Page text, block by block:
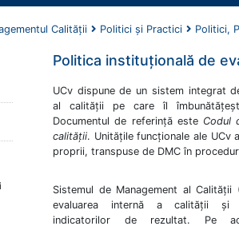
Calității Politici şi Practici Politici,
Politica instituţională de
UCv dispune de un sistem integrat
al calităţii pe care îl
Documentul de referinţă este Codul
calităţii. Unităţile funcţionale ale UCv
proprii, transpuse de DMC în
Sistemul de Management al Calităţii
evaluarea internă a calităţii şi
indicatorilor de rezultat. Pe